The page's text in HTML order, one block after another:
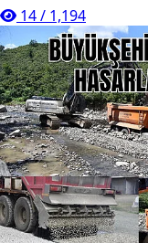
14/ 1,194